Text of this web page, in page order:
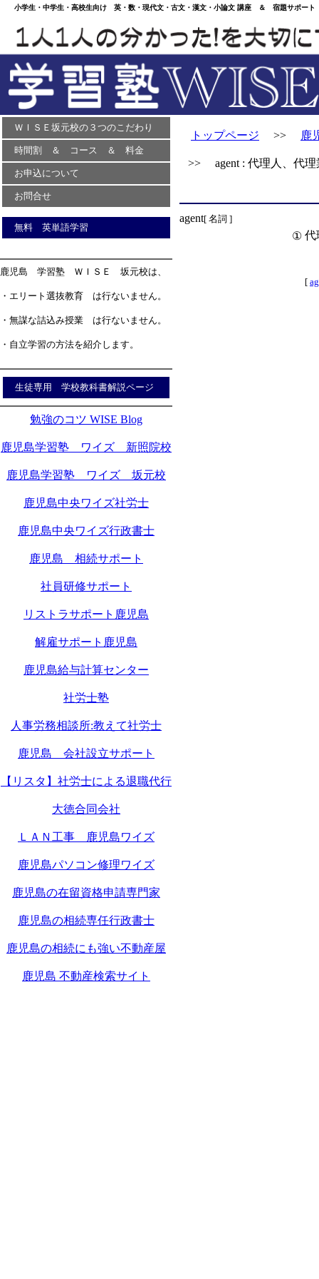
小学生・中学生・高校生向け 英・数・現代文・古文・漢文・小論文 講座 ＆ 宿題サポー
ＷＩＳＥ坂元校の３つのこだわり
時間割 ＆ コース ＆ 料金
お申込について
お問合せ
無料 英単語学習
鹿児島 学習塾 ＷＩＳＥ 坂元校は、
・エリート選抜教育 は行ないません。
・無謀な詰込み授業 は行ないません。
・自立学習の方法を紹介します。
生徒専用 学校教科書解説ページ
勉強のコツ WISE Blog
鹿児島学習塾 ワイズ 新照院校
鹿児島学習塾 ワイズ 坂元校
鹿児島中央ワイズ社労士
鹿児島中央ワイズ行政書士
鹿児島 相続サポート
社員研修サポート
リストラサポート鹿児島
解雇サポート鹿児島
鹿児島給与計算センター
社労士塾
人事労務相談所:教えて社労士
鹿児島 会社設立サポート
【リスタ】社労士による退職代行
大徳合同会社
ＬＡＮ工事 鹿児島ワイズ
鹿児島パソコン修理ワイズ
鹿児島の在留資格申請専門家
鹿児島の相続専任行政書士
鹿児島の相続にも強い不動産屋
鹿児島 不動産検索サイト
トップページ >> 鹿
>> agent : 代理人、代理
agent[ 名詞 ]
① 代
[